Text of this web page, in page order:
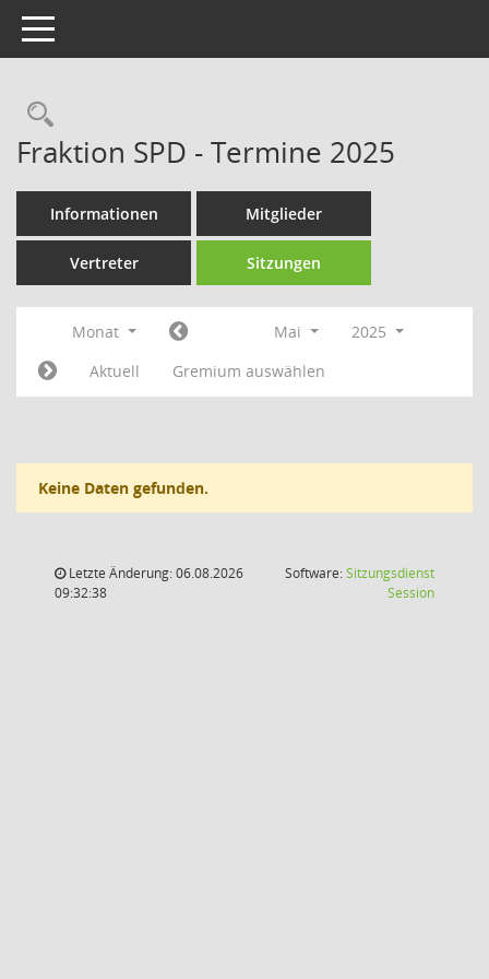
Toggle navigation
Rechercheauswahl
Fraktion SPD - Termine 2025
Informationen Mitglieder
Vertreter Sitzungen
Monat Mai
2025
Aktuell
Gremium auswählen
Keine Daten gefunden.
Letzte Änderung: 06.08.2026
09:32:38
Software:Sitzungsdienst
Session(Wird in